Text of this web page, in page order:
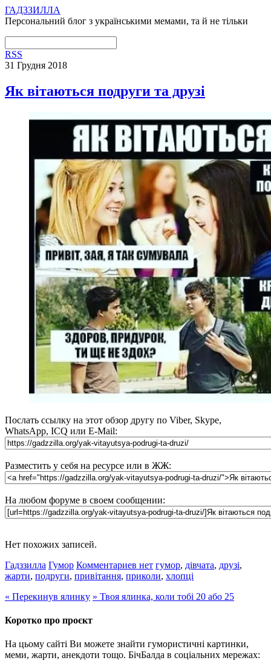
ГАДЗЗИЛЛА
Персональний блог з українськими мемами, та й не тільки
RSS
31 Грудня 2018
Як вітаються подруги та друзі
Послать ссылку на этот обзор другу по Viber, Skype,
WhatsApp, ICQ или E-Mail:
Разместить у себя на ресурсе или в ЖЖ:
На любом форуме в своем сообщении:
Нет похожих записей.
Гадззилла Гумор Комментариев нет гумор, дівчата, друзі,
жарти, подруги, привітання, приколи, хлопці
« Перекинув ялинку » Твоя ялинка, коли тобі 20 або 25
Коротко про проєкт
На цьому сайті Ви можете знайти гумористичні картинки,
меми, жарти, анекдоти тощо. БічБалда в соціальних мережах: